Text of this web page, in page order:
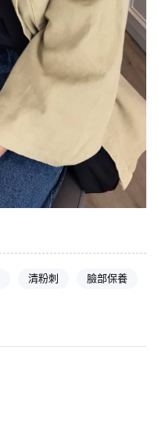
清粉刺 臉部保養